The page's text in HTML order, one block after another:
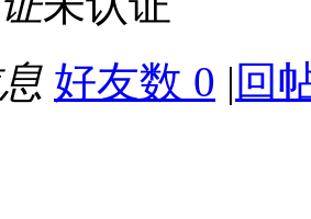
好友数 0 | 回